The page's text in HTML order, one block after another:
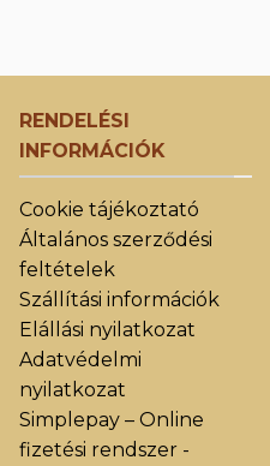
RENDELÉSI
INFORMÁCIÓK
Cookie tájékoztató
Általános szerződési
feltételek
Szállítási információk
Elállási nyilatkozat
Adatvédelmi
nyilatkozat
Simplepay – Online
fizetési rendszer -